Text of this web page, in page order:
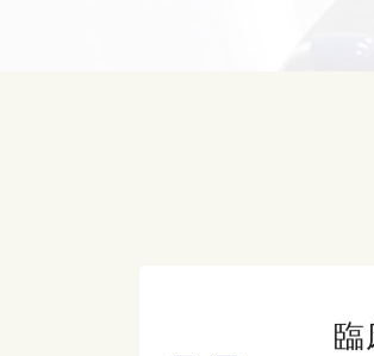
臨